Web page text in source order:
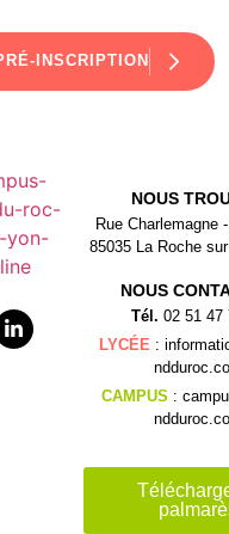
INSCRIPTION
NOUS
Rue Charlemagne
85035 La Roche
NOUS
Tél. 02 51 47
LYCÉE :
CAMPUS :